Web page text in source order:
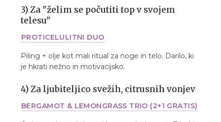
3) Za "želim se počutiti top v svojem
telesu"
PROTICELULITNI DUO
Piling + olje kot mali ritual za noge in telo. Darilo, ki
je hkrati nežno in motivacijsko.
4) Za ljubiteljico svežih, citrusnih vonjev
BERGAMOT & LEMONGRASS TRIO (2+1 GRATIS)